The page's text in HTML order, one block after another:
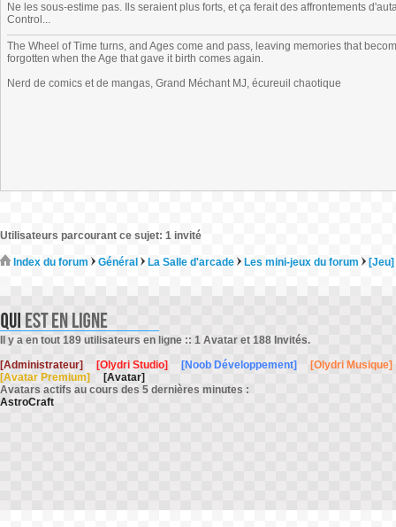
Ne les sous-estime pas. Ils seraient plus forts, et ça ferait des affrontements
Control...
The Wheel of Time turns, and Ages come and pass, leaving memories that
forgotten when the Age that gave it birth comes again.
Nerd de comics et de mangas, Grand Méchant MJ, écureuil chaotique
Utilisateurs parcourant ce sujet: 1 invité
Index du forum Général La Salle d'arcade Les mini-jeux du forum
Il y a en tout 189 utilisateurs en ligne :: 1 Avatar et 188 Invités.
[Administrateur]
[Olydri Studio] [Noob Développement]
[Olydri Musique]
[Avatar Premium]
[Avatar]
Avatars actifs au cours des 5 dernières minutes :
AstroCraft